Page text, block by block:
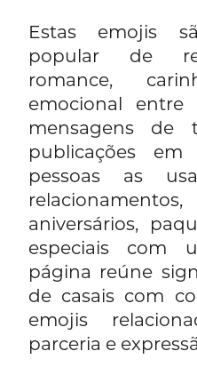
Estas emojis
popular de
romance,
emocional entre
mensagens de
publicações
pessoas as
aniversários,
especiais com
página reúne
de casais com
emojis
parceria e